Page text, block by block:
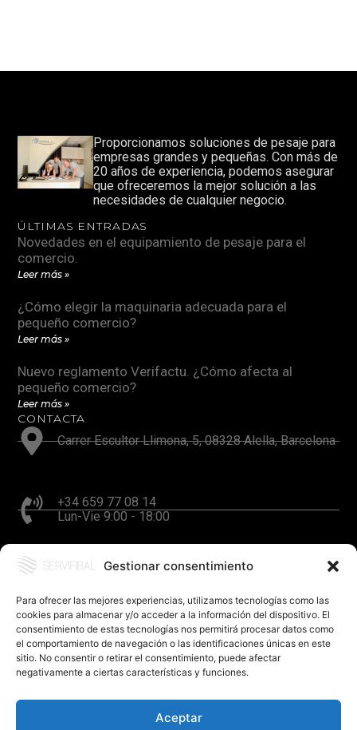
Gestionar consentimiento
Para ofrecer las mejores experiencias, utilizamos tecnologías como las
cookies para almacenar y/o acceder a la información del dispositivo. El
consentimiento de estas tecnologías nos permitirá procesar datos como
el comportamiento de navegación o las identificaciones únicas en este
sitio. No consentir o retirar el consentimiento, puede afectar
negativamente a ciertas características y funciones.
Aceptar
Proporcionamos soluciones de pesaje para
empresas grandes y pequeñas. Con más de
20 años de experiencia, podemos asegurar
que ofreceremos la mejor solución a las
necesidades de cualquier negocio.
ÚLTIMAS ENTRADAS
Novedades en el equipamiento de pesaje para el
comercio.
Leer más »
¿Cómo elegir la maquinaria adecuada para el
pequeño comercio?
Leer más »
Nuevo reglamento Verifactu. ¿Cómo afecta al
pequeño comercio?
Leer más »
CONTACTA
Carrer Escultor Llimona, 5, 08328 Alella, Barcelona
+34 659 77 08 14
Lun-Vie 9:00 - 18:00
hola@servifibal.cat
©SERVIFIBAL S.L. – DiseñoFerBcn